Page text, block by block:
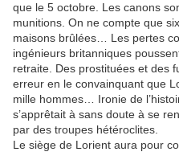
que le 5 octobre. Les canons
munitions. On ne compte que
maisons brûlées… Les pertes
ingénieurs britanniques
retraite. Des prostituées et des
erreur en le convainquant que
mille hommes… Ironie de
s’apprêtait à sans doute à se
par des troupes hétéroclites.
Le siège de Lorient aura pour